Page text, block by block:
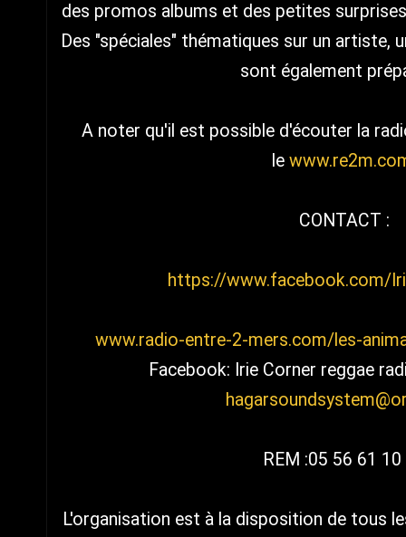
des promos albums et des petites
​Des "spéciales" thématiques sur un artiste,
sont également
A noter qu'il est possible d'écouter la
le
CONTACT :
https://www.facebook.com/
www.radio-entre-2-mers.com/les-
Facebook: Irie Corner reggae
REM :05 56 61
L'organisation est à la disposition de tous